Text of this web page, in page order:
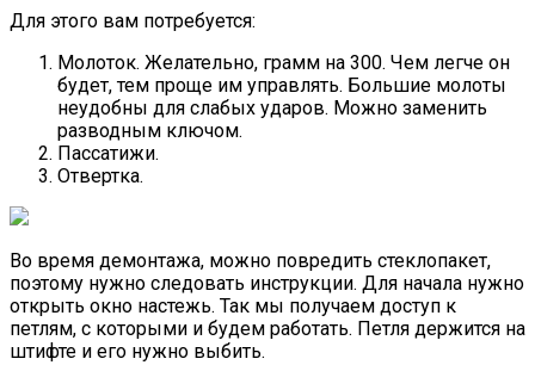
Для этого вам потребуется:
Молоток. Желательно, грамм на 300. Чем легче он
будет, тем проще им управлять. Большие молоты
неудобны для слабых ударов. Можно заменить
разводным ключом.
Пассатижи.
Отвертка.
Во время демонтажа, можно повредить стеклопакет,
поэтому нужно следовать инструкции. Для начала нужно
открыть окно настежь. Так мы получаем доступ к
петлям, с которыми и будем работать. Петля держится на
штифте и его нужно выбить.